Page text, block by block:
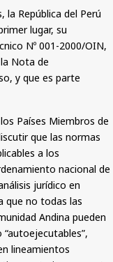
la República del Perú
lugar, su
Nº 001-2000/OIN,
Nota de
y que es parte
Países Miembros de
que las normas
a los
nacional de
jurídico en
que no todas las
Andina pueden
lineamientos